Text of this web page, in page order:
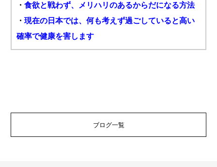
・食欲と戦わず、メリハリのあるからだになる方法
・現在の日本では、何も考えず過ごしていると高い
確率で健康を害します
ブログ一覧